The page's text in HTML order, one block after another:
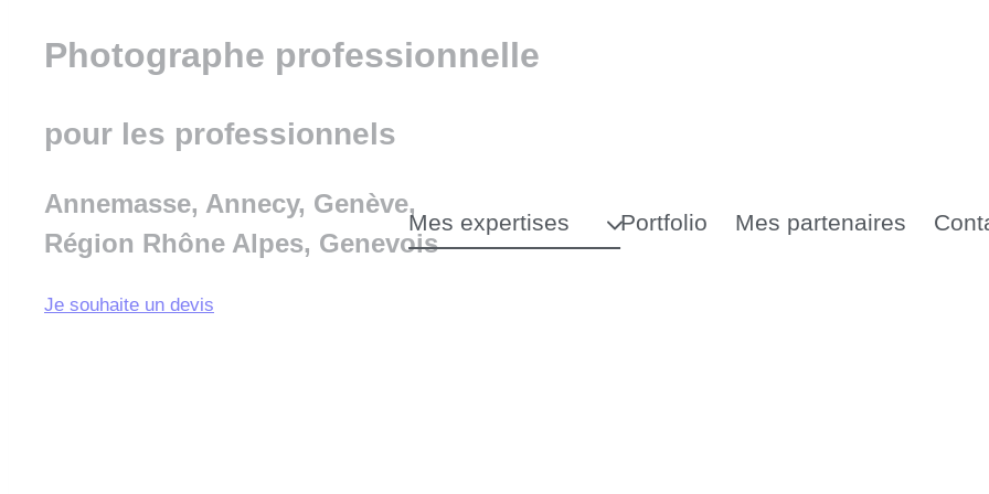
Mes expertises Portfolio Mes partenaires
Photographe professionnelle
pour les professionnels
Annemasse, Annecy, Genève,
Région Rhône Alpes, Genevois
Je souhaite un devis